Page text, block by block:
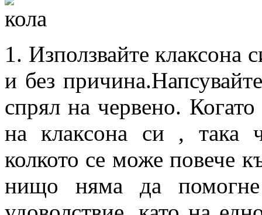
1. Използвайте клаксона
и без
спрял на червено. Когато
на клаксона си , така
колкото се може повече
нищо няма да